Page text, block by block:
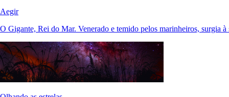
Aegir
O Gigante, Rei do Mar. Venerado e temido pelos marinheiros, surgia à